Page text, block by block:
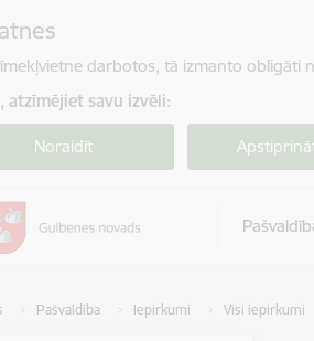
darbotos, tā izmanto obligāti
atzīmējiet savu izvēli:
Noraidīt
Pašvaldība Iepirkumi Visi iepirkumi